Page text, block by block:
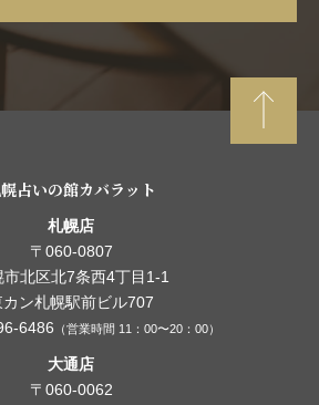
占いの館カバラット
札幌店
〒060-0807
市北区北7条西4丁目1-1
カン札幌駅前ビル707
6486 （営業時間 11：00〜20：00）
大通店
〒060-0062